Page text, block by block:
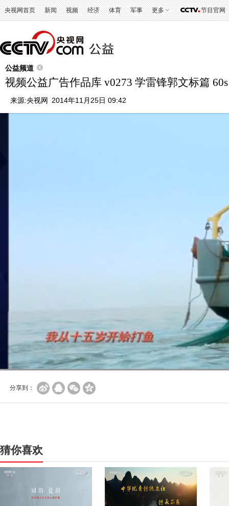
央视网首页 新闻 视频 经济 体育 军事 更多 节目官网
公益频道
视频公益广告作品库 v0273 学雷锋郭文标篇 60s
来源:央视网 2014年11月25日 09:42
分享到：
猜你喜欢